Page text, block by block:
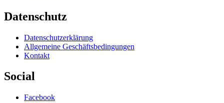
Datenschutz
Datenschutzerklärung
Allgemeine Geschäftsbedingungen
Kontakt
Social
Facebook